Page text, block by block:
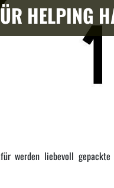
HELPING
werden liebevoll gepackte